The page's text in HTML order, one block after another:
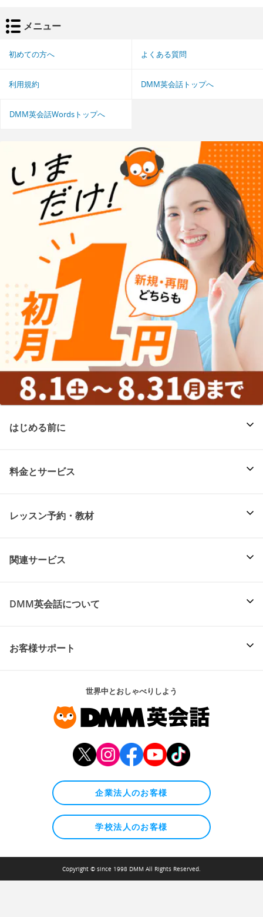
メニュー
初めての方へ よくある質問
利用規約 DMM英会話トップへ
DMM英会話Wordsトップへ
はじめる前に
料金とサービス
レッスン予約・教材
関連サービス
DMM英会話について
お客様サポート
世界中とおしゃべりしよう
企業法人のお客様
学校法人のお客様
Copyright © since 1998 DMM All Rights Reserved.